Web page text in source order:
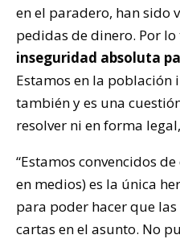
en el paradero, han sido
pedidas de dinero. Por lo
inseguridad absoluta
Estamos en la población
también y es una
resolver ni en forma
“Estamos convencidos
en medios) es la única
para poder hacer que
cartas en el asunto. No